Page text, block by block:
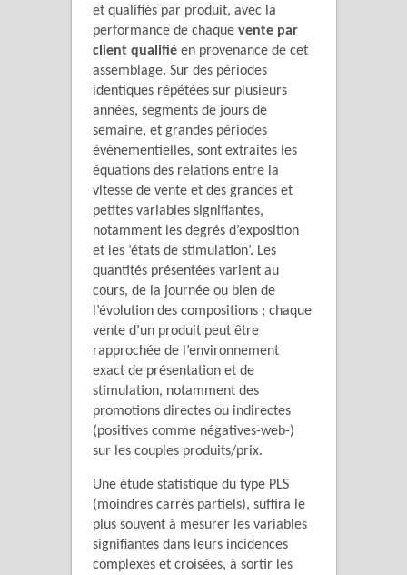
et qualifiés par produit, avec la
performance de chaque vente par
client qualifié en provenance de cet
assemblage. Sur des périodes
identiques répétées sur plusieurs
années, segments de jours de
semaine, et grandes périodes
évènementielles, sont extraites les
équations des relations entre la
vitesse de vente et des grandes et
petites variables signifiantes,
notamment les degrés d’exposition
et les ‘états de stimulation’. Les
quantités présentées varient au
cours, de la journée ou bien de
l’évolution des compositions ; chaque
vente d’un produit peut être
rapprochée de l’environnement
exact de présentation et de
stimulation, notamment des
promotions directes ou indirectes
(positives comme négatives-web-)
sur les couples produits/prix.
Une étude statistique du type PLS
(moindres carrés partiels), suffira le
plus souvent à mesurer les variables
signifiantes dans leurs incidences
complexes et croisées, à sortir les